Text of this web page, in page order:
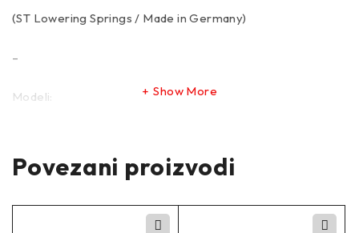
(ST Lowering Springs / Made in Germany)
–
Modeli:
FORD FIESTA VI (JA8_, CB1, CCN) 06/2008-12/2018
Show More
Povezani proizvodi